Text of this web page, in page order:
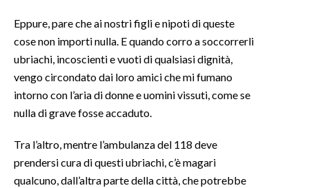
Eppure, pare che ai nostri figli e nipoti di queste
cose non importi nulla. E quando corro a soccorrerli
ubriachi, incoscienti e vuoti di qualsiasi dignità,
vengo circondato dai loro amici che mi fumano
intorno con l’aria di donne e uomini vissuti, come se
nulla di grave fosse accaduto.
Tra l’altro, mentre l’ambulanza del 118 deve
prendersi cura di questi ubriachi, c’è magari
qualcuno, dall’altra parte della città, che potrebbe